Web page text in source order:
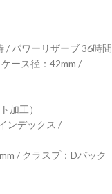
パワーリザーブ 36時間
ース径：42mm /
加工）
ンデックス /
/ クラスプ：Dバック